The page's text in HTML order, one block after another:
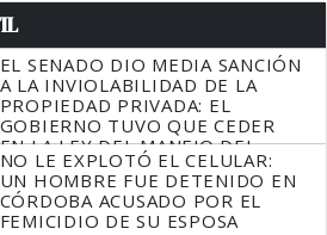
EL SENADO DIO MEDIA SANCIÓN
A LA INVIOLABILIDAD DE LA
PROPIEDAD PRIVADA: EL
GOBIERNO TUVO QUE CEDER
EN LA LEY DEL MANEJO DEL
FUEGO
NO LE EXPLOTÓ EL CELULAR:
UN HOMBRE FUE DETENIDO EN
CÓRDOBA ACUSADO POR EL
FEMICIDIO DE SU ESPOSA